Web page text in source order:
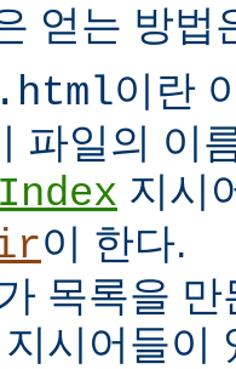
얻는 방법
이란
파일의 이
지시
이 한다.
목록을
시어들이